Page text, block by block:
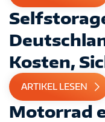
Kosten,
ARTIKEL LESEN
Motorrad